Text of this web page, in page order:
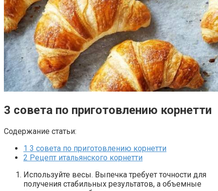
3 совета по приготовлению корнетти
Содержание статьи:
1 3 совета по приготовлению корнетти
2 Рецепт итальянского корнетти
Используйте весы. Выпечка требует точности для
получения стабильных результатов, а объемные